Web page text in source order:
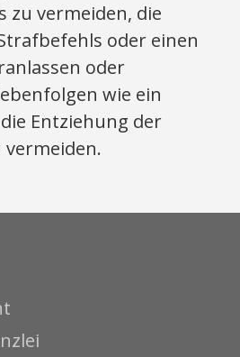
zu vermeiden, die
oder einen
oder
wie ein
Entziehung der